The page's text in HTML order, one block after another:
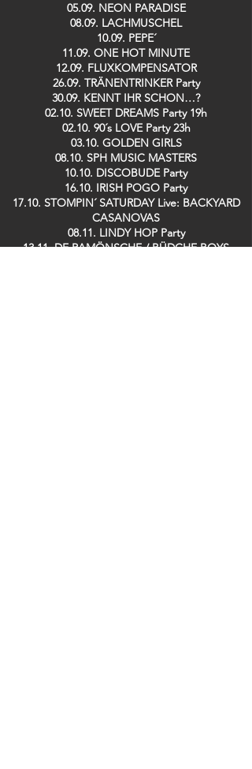
05.09. NEON PARADISE
08.09. LACHMUSCHEL
10.09. PEPE´
11.09. ONE HOT MINUTE
12.09. FLUXKOMPENSATOR
26.09. TRÄNENTRINKER Party
30.09. KENNT IHR SCHON…?
02.10. SWEET DREAMS Party 19h
02.10. 90´s LOVE Party 23h
03.10. GOLDEN GIRLS
08.10. SPH MUSIC MASTERS
10.10. DISCOBUDE Party
16.10. IRISH POGO Party
17.10. STOMPIN´ SATURDAY Live: BACKYARD
CASANOVAS
08.11. LINDY HOP Party
13.11. DE RAMÖNSCHE / BÜDCHE BOYS